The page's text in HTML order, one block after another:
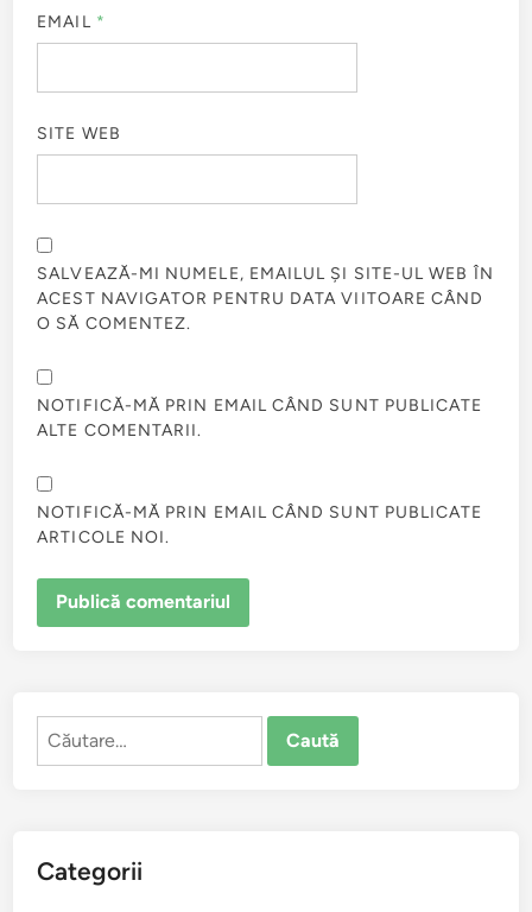
EMAIL *
SITE WEB
SALVEAZĂ-MI NUMELE, EMAILUL ȘI SITE-UL WEB ÎN
ACEST NAVIGATOR PENTRU DATA VIITOARE CÂND
O SĂ COMENTEZ.
NOTIFICĂ-MĂ PRIN EMAIL CÂND SUNT PUBLICATE
ALTE COMENTARII.
NOTIFICĂ-MĂ PRIN EMAIL CÂND SUNT PUBLICATE
ARTICOLE NOI.
Caută
Categorii